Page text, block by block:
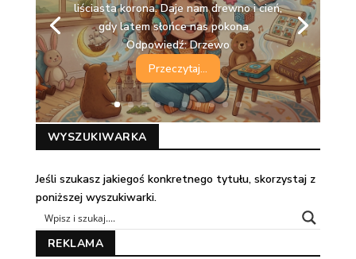
liściasta korona. Daje nam drewno i cień,
gdy latem słońce nas pokona.
Odpowiedź: Drzewo
Przeczytaj...
WYSZUKIWARKA
Jeśli szukasz jakiegoś konkretnego tytułu, skorzystaj z
poniższej wyszukiwarki.
REKLAMA